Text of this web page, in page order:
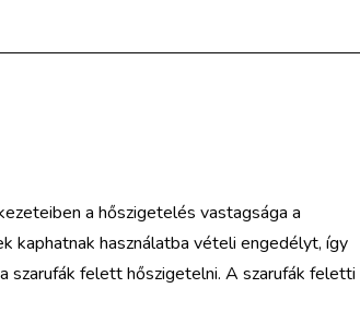
a hőszigetelés vastagsága a
használatba vételi engedélyt, így
szarufák felett hőszigetelni. A szarufák feletti